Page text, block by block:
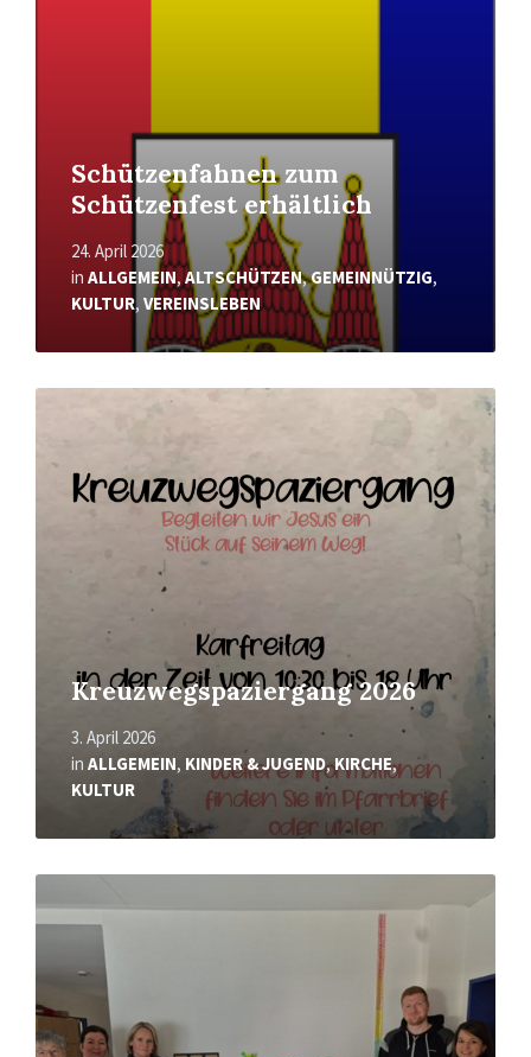
Schützenfahnen zum
Schützenfest erhältlich
24. April 2026
in ALLGEMEIN, ALTSCHÜTZEN,GEMEINNÜTZIG,
KULTUR, VEREINSLEBEN
Kreuzwegspaziergang 2026
3. April 2026
in ALLGEMEIN, KINDER & JUGEND,KIRCHE,
KULTUR
Mehr
Mehr
erfahren